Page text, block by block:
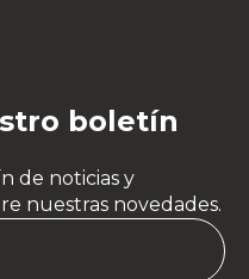
boletín
de noticias y
nuestras novedades.